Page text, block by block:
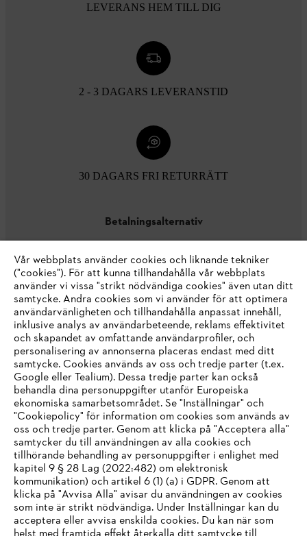
LEVERANS HEM TILL DIG
2 - 3 DAGARS LEVERANSTID
30 DAGARS FRI RETURRÄTT
Betalningsalternativ
Företaget
STIHL FAQ
Service
Allmänna villkor och bestämmelser
IHR BROWSER WIRD NICHT
UNTERSTÜTZT
Sie nutzen einen Browser, den wir noch nicht unterstützen. Für
Vår webbplats använder cookies och liknande tekniker
("cookies"). För att kunna tillhandahålla vår webbplats
använder vi vissa "strikt nödvändiga cookies" även utan ditt
samtycke. Andra cookies som vi använder för att optimera
användarvänligheten och tillhandahålla anpassat innehåll,
inklusive analys av användarbeteende, reklams effektivitet
och skapandet av omfattande användarprofiler, och
personalisering av annonserna placeras endast med ditt
samtycke. Cookies används av oss och tredje parter (t.ex.
Google eller Tealium). Dessa tredje parter kan också
behandla dina personuppgifter utanför Europeiska
ekonomiska samarbetsområdet. Se "Inställningar" och
"Cookiepolicy" för information om cookies som används av
oss och tredje parter. Genom att klicka på "Acceptera alla"
samtycker du till användningen av alla cookies och
tillhörande behandling av personuppgifter i enlighet med
kapitel 9 § 28 Lag (2022:482) om elektronisk
kommunikation) och artikel 6 (1) (a) i GDPR. Genom att
klicka på "Avvisa Alla" avisar du användningen av cookies
som inte är strikt nödvändiga. Under Inställningar kan du
acceptera eller avvisa enskilda cookies. Du kan när som